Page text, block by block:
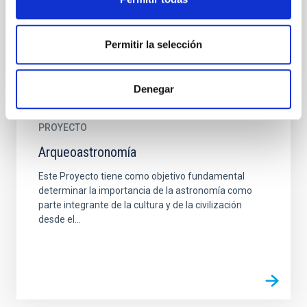
Permitir la selección
Denegar
PROYECTO
Arqueoastronomía
Este Proyecto tiene como objetivo fundamental
determinar la importancia de la astronomía como
parte integrante de la cultura y de la civilización
desde el...